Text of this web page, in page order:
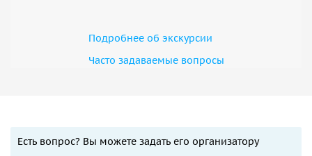
Подробнее об экскурсии
Часто задаваемые вопросы
Есть вопрос? Вы можете задать его организатору